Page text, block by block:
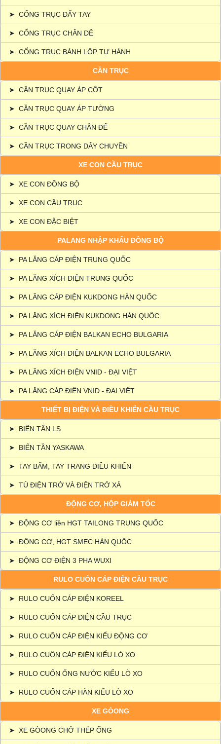
➤ CỔNG TRỤC ĐẨY TAY
➤ CỔNG TRỤC CHÂN DÊ
➤ CỔNG TRỤC BÁNH LỐP TỰ HÀNH
CẦN TRỤC
➤ CẦN TRỤC QUAY ÁP CỘT
➤ CẦN TRỤC QUAY ÁP TƯỜNG
➤ CẦN TRỤC QUAY CHÂN ĐẾ
➤ CẦN TRỤC TRONG DÂY CHUYỀN
XE CON CẦU TRỤC
➤ XE CON ĐỒNG BỘ
➤ XE CON CẦU TRỤC
➤ XE CON ĐẶC BIỆT
PALANG NHẬP KHẨU ĐỒNG BỘ
➤ PA LĂNG CÁP ĐIỆN TRUNG QUỐC
➤ PA LĂNG XÍCH ĐIỆN TRUNG QUỐC
➤ PA LĂNG CÁP ĐIỆN KUKDONG HÀN QUỐC
➤ PA LĂNG XÍCH ĐIỆN KUKDONG HÀN QUỐC
➤ PA LĂNG CÁP ĐIỆN BALKAN ECHO BULGARIA
➤ PA LĂNG XÍCH ĐIỆN BALKAN ECHO BULGARIA
➤ PA LĂNG XÍCH ĐIỆN VNID - ĐẠI VIỆT
➤ PA LĂNG CÁP ĐIỆN VNID - ĐẠI VIỆT
THIẾT BỊ ĐIỆN VÀ ĐIỀU KHIỂN CẦU TRỤC
➤ BIẾN TẦN LS
➤ BIẾN TẦN YASKAWA
➤ TAY BẤM, TAY TRANG ĐIỀU KHIỂN
➤ TỦ ĐIỆN TRỞ VÀ ĐIỆN TRỞ XẢ
ĐỘNG CƠ, HỘP GIẢM TỐC
➤ ĐỘNG CƠ liền HGT TAILONG TRUNG QUỐC
➤ ĐỘNG CƠ, HGT SMEC HÀN QUỐC
➤ ĐỘNG CƠ ĐIỆN 3 PHA WUXI
RULO CUỐN CÁP ĐIỆN CẦU TRỤC
➤ RULO CUỐN CÁP ĐIỆN KOREEL
➤ RULO CUỐN CÁP ĐIỆN CẦU TRỤC
➤ RULO CUỐN CÁP ĐIỆN KIỂU ĐỘNG CƠ
➤ RULO CUỐN CÁP ĐIỆN KIỂU LÒ XO
➤ RULO CUỐN ỐNG NƯỚC KIỂU LÒ XO
➤ RULO CUỐN CÁP HÀN KIỂU LÒ XO
XE GÒONG
➤ XE GÒONG CHỞ THÉP ỐNG